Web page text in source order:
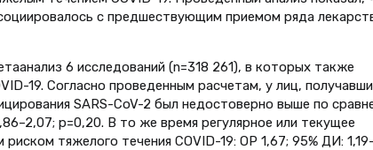
с предшествующим приемом ряда
6 исследований (n=318 261), в которых также
19. Согласно проведенным расчетам, у лиц,
SARS-CoV-2 был недостоверно выше по
p=0,20. В то же время регулярное или текущее
тяжелого течения COVID-19: ОР 1,67; 95% ДИ: